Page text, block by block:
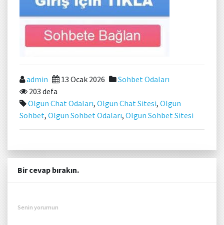
admin 13 Ocak 2026
Sohbet Odaları
203 defa
Olgun Chat Odaları, Olgun Chat Sitesi, Olgun
Sohbet, Olgun Sohbet Odaları, Olgun Sohbet Sitesi
Bir cevap bırakın.
Senin yorumun